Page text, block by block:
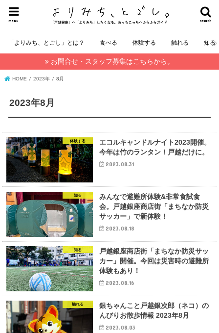
search
menu
「よりみち、とごし」とは？ 食べる 体験する 触れる 知る
お問合せ・スタッフ募集はこちらから。
HOME 2023年 8月
2023年8月
体験する
エコルキャンドルナイト2023開催。
今年は竹のランタン！戸越だけに。
2023.08.31
知る
みんなで避難所体験&非常食試食
会。戸越銀座商店街「まちなか防災
サッカー」で新体験！
2023.08.18
知る
戸越銀座商店街「まちなか防災サッ
カー」開催。今回は災害時の避難所
体験もあり！
2023.08.16
触れる
銀ちゃんこと戸越銀次郎（ネコ）の
んびりお散歩情報 2023年8月
2023.08.03